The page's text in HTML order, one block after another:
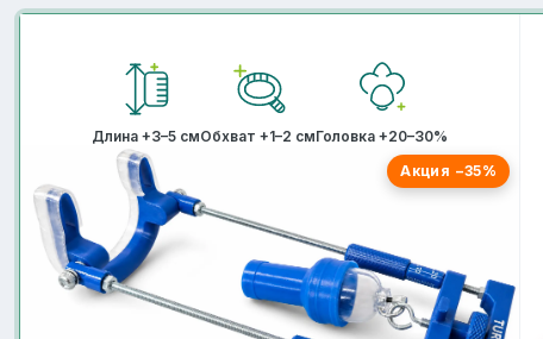
Длина +3–5 смОбхват +1–2 смГоловка +20–30%
Акция −35%